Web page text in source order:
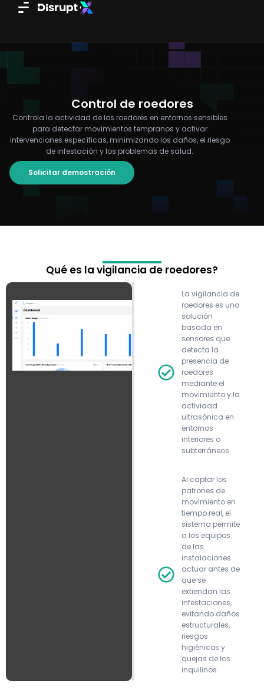
Control de roedores
Controla la actividad de los roedores en entornos sensibles
para detectar movimientos tempranos y activar
intervenciones específicas, minimizando los daños, el riesgo
de infestación y los problemas de salud.
Solicitar demostración
Qué es la vigilancia de roedores?
La vigilancia de
roedores es una
solución
basada en
sensores que
detecta la
presencia de
roedores
mediante el
movimiento y la
actividad
ultrasónica en
entornos
interiores o
subterráneos.
Al captar los
patrones de
movimiento en
tiempo real, el
sistema permite
a los equipos
de las
instalaciones
actuar antes de
que se
extiendan las
infestaciones,
evitando daños
estructurales,
riesgos
higiénicos y
quejas de los
inquilinos.